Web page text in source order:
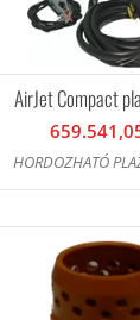
AirJet Compact
HORDOZHATÓ